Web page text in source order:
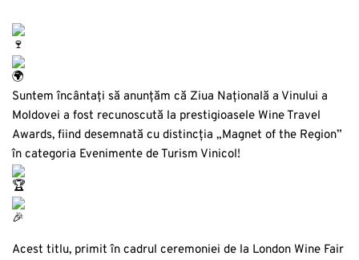
Suntem încântați să anunțăm că Ziua Națională a Vinului a
Moldovei a fost recunoscută la prestigioasele Wine Travel
Awards, fiind desemnată cu distincția „Magnet of the Region”
în categoria Evenimente de Turism Vinicol!
Acest titlu, primit în cadrul ceremoniei de la London Wine Fair